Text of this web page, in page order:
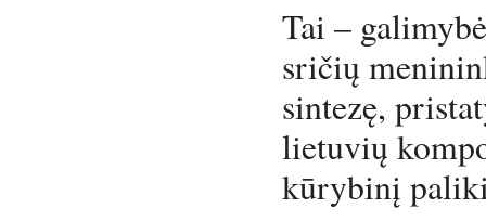
Tai –
sričių
sintezę,
lietuvių
kūrybinį